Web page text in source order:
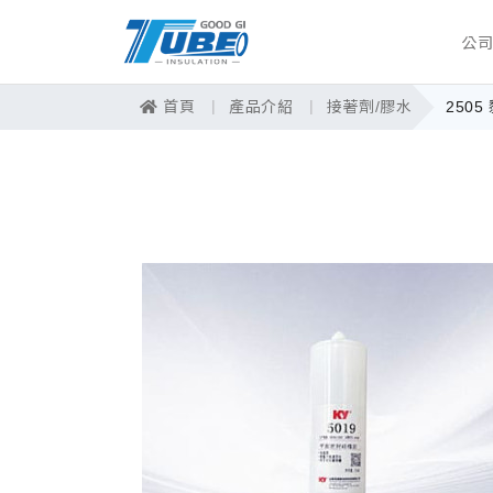
公
首頁 產品介紹 接著劑/膠水 2505